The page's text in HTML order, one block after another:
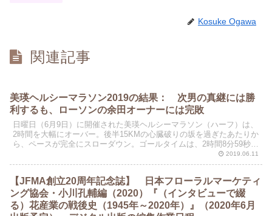
Kosuke Ogawa
関連記事
美瑛ヘルシーマラソン2019の結果： 次男の真継には勝
利するも、ローソンの余田オーナーには完敗
日曜日（6月9日）に開催された美瑛ヘルシーマラソン（ハーフ）は、
2時間を大幅にオーバー。後半15KMの心臓破りの坂を過ぎたあたりか
ら、ペースが完全にスローダウン。ゴールタイムは、2時間8分59秒
2019.06.11
【JFMA創立20周年記念誌】 日本フローラルマーケティ
ング協会・小川孔輔編（2020）『（インタビューで綴
る）花産業の戦後史（1945年～2020年）』（2020年6月